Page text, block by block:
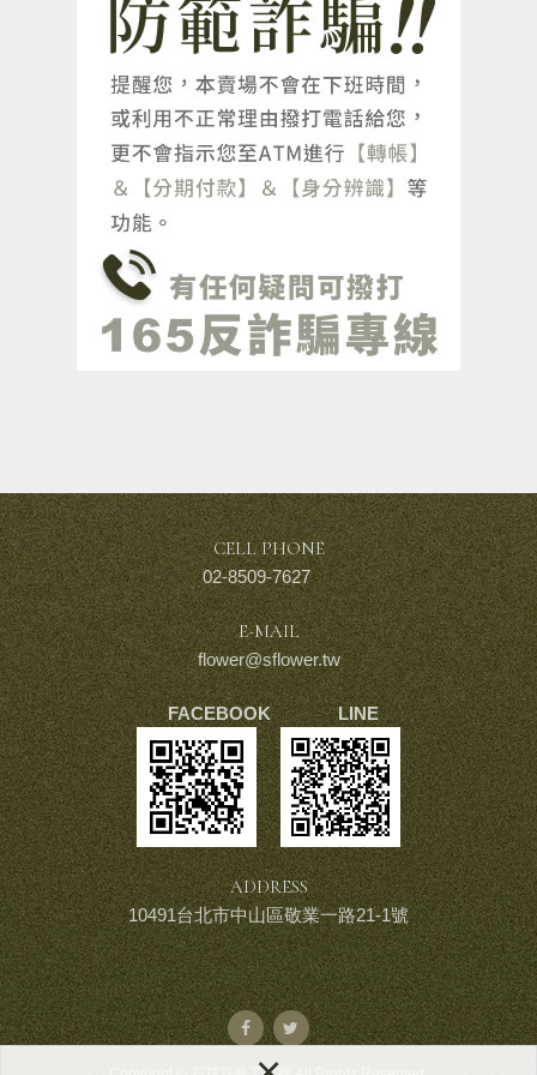
CELL PHONE
02-8509-7627
E-MAIL
flower@sflower.tw
FACEBOOK LINE
ADDRESS
10491台北市中山區敬業一路21-1號